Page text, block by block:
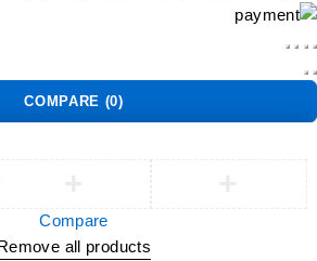
COMPARE (0)
Compare
Remove all products